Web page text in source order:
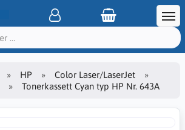
HP
Color Laser/LaserJet
Tonerkassett Cyan typ HP Nr. 643A